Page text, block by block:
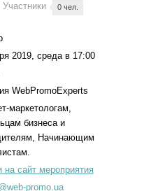
Участники 0 чел.
2019, среда в 17:00
WebPromoExperts
маркетологам,
бизнеса и
Начинающим
на сайт мероприятия
promo.ua